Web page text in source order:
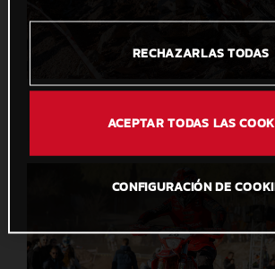
EnduRoc 2023_Les
6,7 MB .JPG
RECHAZARLAS TODAS
ACEPTAR TODAS LAS
CONFIGURACIÓN DE